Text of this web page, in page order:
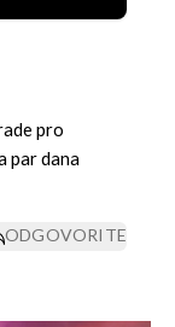
pro
par dana
ODGOVORITE